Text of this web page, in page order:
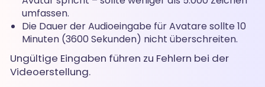
umfassen.
Die Dauer der Audioeingabe für Avatare sollte 10
Minuten (3600 Sekunden) nicht überschreiten.
Ungültige Eingaben führen zu Fehlern bei der
Videoerstellung.